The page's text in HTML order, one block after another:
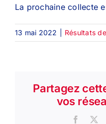
La prochaine collecte
13 mai 2022 Résultats
Partagez
vos
X